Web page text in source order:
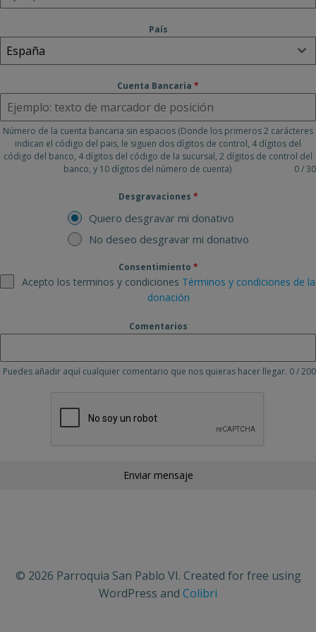
País
España
Cuenta Bancaria *
Número de la cuenta bancaria sin espacios (Donde los primeros 2 carácteres
indican el código del pais, le siguen dos dígitos de control, 4 dígitos del
código del banco, 4 dígitos del código de la sucursal, 2 dígitos de control del
banco, y 10 dígitos del número de cuenta)
0 / 30
Desgravaciones *
Quiero desgravar mi donativo
No deseo desgravar mi donativo
Consentimiento *
Acepto los terminos y condiciones Términos y condiciones de la
donación
Comentarios
Puedes añadir aquí cualquier comentario que nos quieras hacer llegar. 0 / 200
Enviar mensaje
© 2026 Parroquia San Pablo VI. Created for free using
WordPress and Colibri